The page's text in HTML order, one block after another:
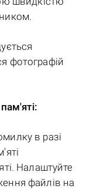
фотографій
в разі
Налаштуйте
файлів на